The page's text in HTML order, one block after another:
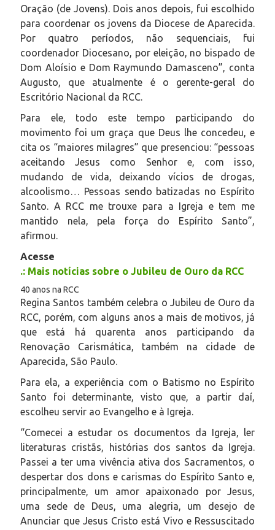
Oração (de Jovens). Dois anos depois, fui escolhido
para coordenar os jovens da Diocese de Aparecida.
Por quatro períodos, não sequenciais, fui
coordenador Diocesano, por eleição, no bispado de
Dom Aloísio e Dom Raymundo Damasceno”, conta
Augusto, que atualmente é o gerente-geral do
Escritório Nacional da RCC.
Para ele, todo este tempo participando do
movimento foi um graça que Deus lhe concedeu, e
cita os “maiores milagres” que presenciou: “pessoas
aceitando Jesus como Senhor e, com isso,
mudando de vida, deixando vícios de drogas,
alcoolismo… Pessoas sendo batizadas no Espírito
Santo. A RCC me trouxe para a Igreja e tem me
mantido nela, pela força do Espírito Santo”,
afirmou.
Acesse
.: Mais notícias sobre o Jubileu de Ouro da RCC
40 anos na RCC
Regina Santos também celebra o Jubileu de Ouro da
RCC, porém, com alguns anos a mais de motivos, já
que está há quarenta anos participando da
Renovação Carismática, também na cidade de
Aparecida, São Paulo.
Para ela, a experiência com o Batismo no Espírito
Santo foi determinante, visto que, a partir daí,
escolheu servir ao Evangelho e à Igreja.
“Comecei a estudar os documentos da Igreja, ler
literaturas cristãs, histórias dos santos da Igreja.
Passei a ter uma vivência ativa dos Sacramentos, o
despertar dos dons e carismas do Espírito Santo e,
principalmente, um amor apaixonado por Jesus,
uma sede de Deus, uma alegria, um desejo de
Anunciar que Jesus Cristo está Vivo e Ressuscitado